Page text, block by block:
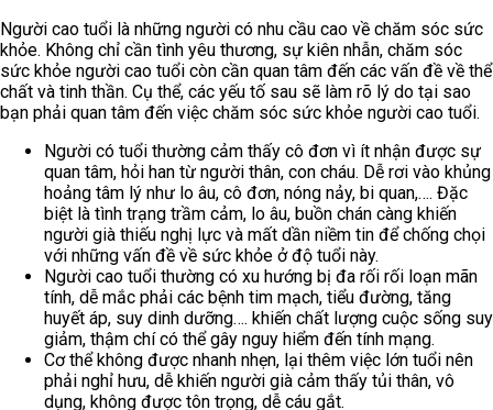
Người cao tuổi là những người có nhu cầu cao về chăm sóc sức
khỏe. Không chỉ cần tình yêu thương, sự kiên nhẫn, chăm sóc
sức khỏe người cao tuổi còn cần quan tâm đến các vấn đề về thể
chất và tinh thần. Cụ thể, các yếu tố sau sẽ làm rõ lý do tại sao
bạn phải quan tâm đến việc chăm sóc sức khỏe người cao tuổi.
Người có tuổi thường cảm thấy cô đơn vì ít nhận được sự
quan tâm, hỏi han từ người thân, con cháu. Dễ rơi vào khủng
hoảng tâm lý như lo âu, cô đơn, nóng nảy, bi quan,…. Đặc
biệt là tình trạng trầm cảm, lo âu, buồn chán càng khiến
người già thiếu nghị lực và mất dần niềm tin để chống chọi
với những vấn đề về sức khỏe ở độ tuổi này.
Người cao tuổi thường có xu hướng bị đa rối rối loạn mãn
tính, dễ mắc phải các bệnh tim mạch, tiểu đường, tăng
huyết áp, suy dinh dưỡng…. khiến chất lượng cuộc sống suy
giảm, thậm chí có thể gây nguy hiểm đến tính mạng.
Cơ thể không được nhanh nhẹn, lại thêm việc lớn tuổi nên
phải nghỉ hưu, dễ khiến người già cảm thấy tủi thân, vô
dụng, không được tôn trọng, dễ cáu gắt.